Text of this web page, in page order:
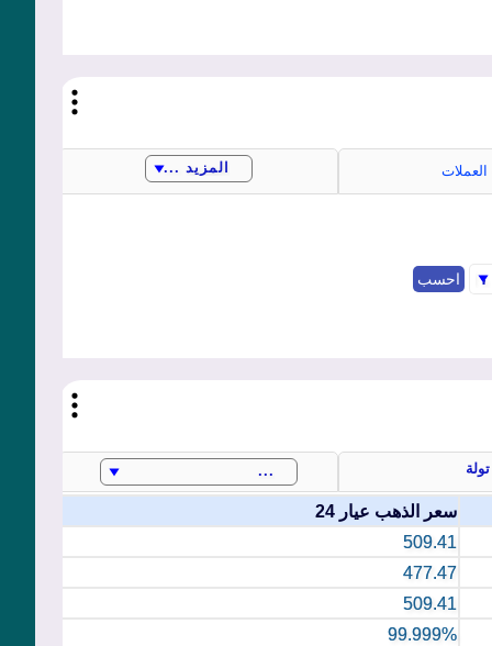
العملات
تولة
سعر الذهب عيار 24
509.41
477.47
509.41
99.999%